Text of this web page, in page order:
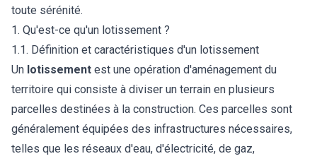
toute sérénité.
1. Qu'est-ce qu'un lotissement ?
1.1. Définition et caractéristiques d'un lotissement
Un lotissement est une opération d'aménagement du
territoire qui consiste à diviser un terrain en plusieurs
parcelles destinées à la construction. Ces parcelles sont
généralement équipées des infrastructures nécessaires,
telles que les réseaux d'eau, d'électricité, de gaz,